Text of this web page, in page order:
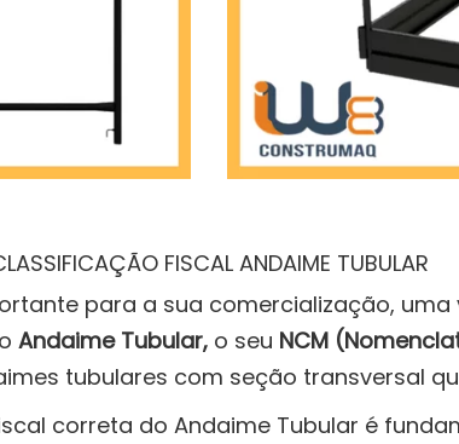
FISCAL ANDAIME TUBULAR
para a sua comercialização,
Andaime Tubular, o seu NCM
tubulares com seção transversal
correta do Andaime Tubular é